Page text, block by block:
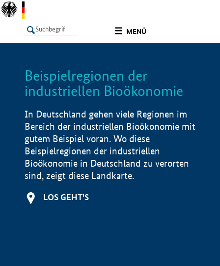
MENÜ
LISTE
Beispielregionen der
industriellen Bioökonomie
In Deutschland gehen viele Regionen im
Bereich der industriellen Bioökonomie mit
gutem Beispiel voran. Wo diese
Beispielregionen der industriellen
Bioökonomie in Deutschland zu verorten
sind, zeigt diese Landkarte.
LOS GEHT'S